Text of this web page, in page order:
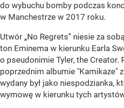
do wybuchu bomby podczas
w Manchestrze w 2017 roku.
Utwór „No Regrets” niesie za
ton Eminema w kierunku Earla
o pseudonimie Tyler, the Creator.
poprzednim albumie "Kamikaze"
wydany był jako niespodzianka,
wymowę w kierunku tych